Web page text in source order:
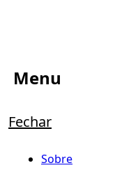
Menu
Fechar
Sobre